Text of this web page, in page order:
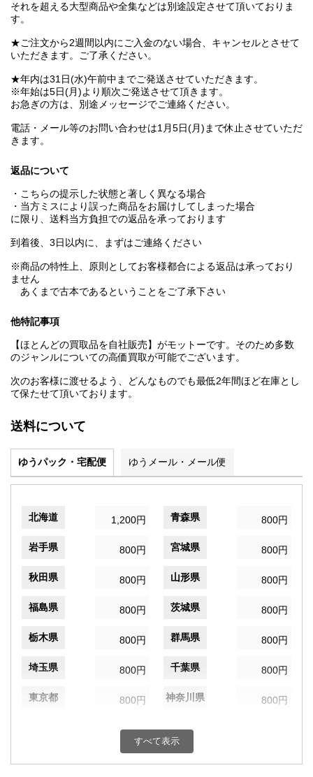
それを超える大型商品や全集などは別途設定させて頂いておりま
す。
★ご注文から2週間以内にご入金のない場合、キャンセルとさせて
いただきます。ご了承ください。
★年内は31日(水)午前中までご発送させていただきます。
※年始は5日(月)より順次ご発送させて頂きます。
お急ぎの方は、別途メッセージでご連絡ください。
電話・メール等のお問い合わせは1月5日(月)まで休止させていただ
きます。
返品について
・こちらの提示した状態と著しく異なる場合
・当方ミスにより誤った商品をお届けしてしまった場合
に限り、送料当方負担での返品を承っております
到着後、3日以内に、まずはご連絡ください
※商品の特性上、原則としてお客様都合による返品は承っており
ません
あくまで古本であるということをご了承下さい
他特記事項
【ほとんどの買取品を自社販売】がモットーです。そのため多数
のジャンルについての高価買取が可能でございます。
次のお客様に渡せるよう、どんなものでも最低2年間ほど在庫とし
て保たせて頂いております。
送料について
ゆうパック・宅配便 ゆうメール・メール便
北海道 1,200円 青森県 800円
岩手県 800円 宮城県 800円
秋田県 800円 山形県 800円
福島県 800円 茨城県 800円
栃木県 800円 群馬県 800円
埼玉県 800円 千葉県 800円
東京都 800円 神奈川県 800円
800円 富山県
すべて表示